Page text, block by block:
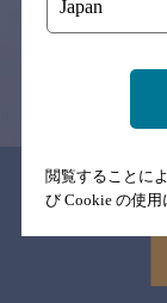
念のためお店に
閲覧することによ
び Cookie の使用